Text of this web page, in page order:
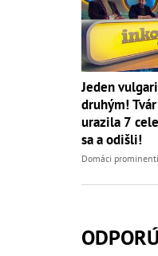
Jeden
druhým!
urazila 7
sa a odišli!
Domáci prominenti